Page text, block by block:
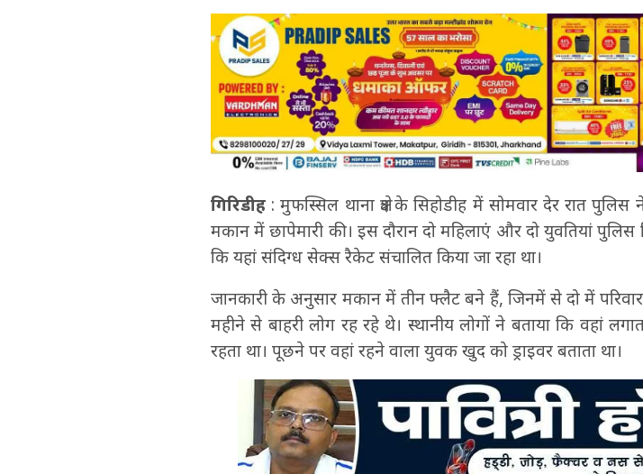
गिरिडीह : मुफस्सिल थाना क्षेत्र के सिहोडीह में सोमवार देर रात
मकान में छापेमारी की। इस दौरान दो महिलाएं और दो युवतियां
कि यहां संदिग्ध सेक्स रैकेट संचालित किया जा रहा था।
जानकारी के अनुसार मकान में तीन फ्लैट बने हैं, जिनमें से दो में
महीने से बाहरी लोग रह रहे थे। स्थानीय लोगों ने बताया कि वहां
रहता था। पूछने पर वहां रहने वाला युवक खुद को ड्राइवर बताता था।